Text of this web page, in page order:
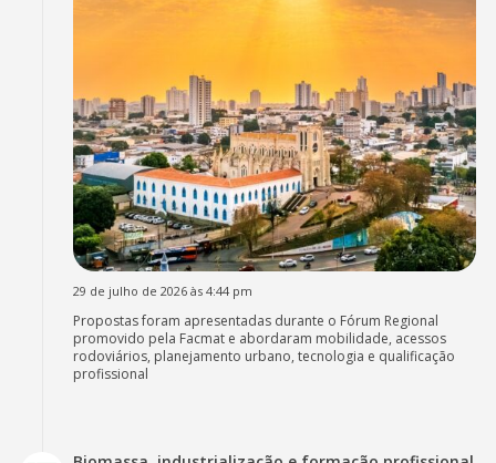
29 de julho de 2026 às 4:44 pm
Propostas foram apresentadas durante o Fórum Regional
promovido pela Facmat e abordaram mobilidade, acessos
rodoviários, planejamento urbano, tecnologia e qualificação
profissional